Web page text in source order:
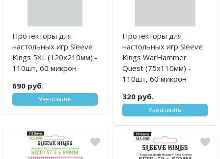
Протекторы для
настольных игр Sleeve
Kings 5XL (120x210мм) -
110шт, 60 микрон
690 руб.
Уведомить
Протекторы для
настольных игр Sleeve
Kings WarHammer
Quest (75x110мм) -
110шт, 60 микрон
320 руб.
Уведомить